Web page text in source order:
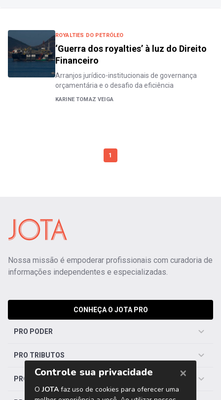
ROYALTIES DO PETRÓLEO
‘Guerra dos royalties’ à luz do Direito
Financeiro
Arranjos jurídico-institucionais de governança
orçamentária e o desafio da eficiência
KARINE TOMAZ VEIGA
1
Nossa missão é empoderar profissionais com curadoria de
informações independentes e especializadas.
CONHEÇA O JOTA PRO
PRO PODER
PRO TRIBUTOS
PRO TRABALHISTA